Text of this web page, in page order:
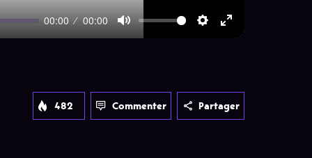
00:00 00:00
Mute Settings
Enter
482 Commenter Partager